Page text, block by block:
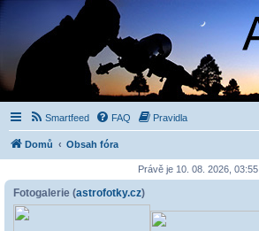
Smartfeed FAQ Pravidla
Domů Obsah fóra
Právě je 10. 08. 2026, 03:55
Fotogalerie (astrofotky.cz)